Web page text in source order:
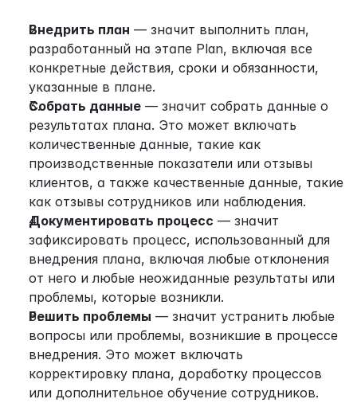
Внедрить план — значит выполнить план,
разработанный на этапе Plan, включая все
конкретные действия, сроки и обязанности,
указанные в плане.
Собрать данные — значит собрать данные о
результатах плана. Это может включать
количественные данные, такие как
производственные показатели или отзывы
клиентов, а также качественные данные, такие
как отзывы сотрудников или наблюдения.
Документировать процесс — значит
зафиксировать процесс, использованный для
внедрения плана, включая любые отклонения
от него и любые неожиданные результаты или
проблемы, которые возникли.
Решить проблемы — значит устранить любые
вопросы или проблемы, возникшие в процессе
внедрения. Это может включать
корректировку плана, доработку процессов
или дополнительное обучение сотрудников.